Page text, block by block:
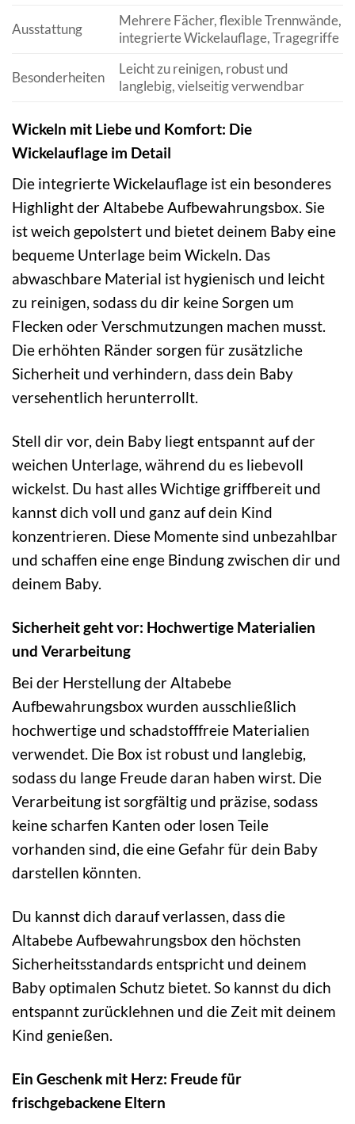
Ausstattung
Mehrere Fächer, flexible Trennwände,
integrierte Wickelauflage, Tragegriffe
Besonderheiten
Leicht zu reinigen, robust und
langlebig, vielseitig verwendbar
Wickeln mit Liebe und Komfort: Die
Wickelauflage im Detail
Die integrierte Wickelauflage ist ein besonderes
Highlight der Altabebe Aufbewahrungsbox. Sie
ist weich gepolstert und bietet deinem Baby eine
bequeme Unterlage beim Wickeln. Das
abwaschbare Material ist hygienisch und leicht
zu reinigen, sodass du dir keine Sorgen um
Flecken oder Verschmutzungen machen musst.
Die erhöhten Ränder sorgen für zusätzliche
Sicherheit und verhindern, dass dein Baby
versehentlich herunterrollt.
Stell dir vor, dein Baby liegt entspannt auf der
weichen Unterlage, während du es liebevoll
wickelst. Du hast alles Wichtige griffbereit und
kannst dich voll und ganz auf dein Kind
konzentrieren. Diese Momente sind unbezahlbar
und schaffen eine enge Bindung zwischen dir und
deinem Baby.
Sicherheit geht vor: Hochwertige Materialien
und Verarbeitung
Bei der Herstellung der Altabebe
Aufbewahrungsbox wurden ausschließlich
hochwertige und schadstofffreie Materialien
verwendet. Die Box ist robust und langlebig,
sodass du lange Freude daran haben wirst. Die
Verarbeitung ist sorgfältig und präzise, sodass
keine scharfen Kanten oder losen Teile
vorhanden sind, die eine Gefahr für dein Baby
darstellen könnten.
Du kannst dich darauf verlassen, dass die
Altabebe Aufbewahrungsbox den höchsten
Sicherheitsstandards entspricht und deinem
Baby optimalen Schutz bietet. So kannst du dich
entspannt zurücklehnen und die Zeit mit deinem
Kind genießen.
Ein Geschenk mit Herz: Freude für
frischgebackene Eltern